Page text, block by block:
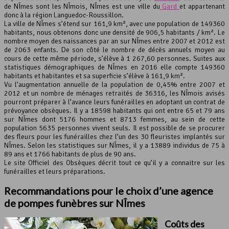
Leaflet, ©OpenStreetMap contributeurs
de NÎmes sont les NÎmois, NÎmes est une ville duGard et appartenant
donc à la région Languedoc-Roussillon.
La ville de NÎmes s’étend sur 161,9 km², avec une population de 149360
habitants, nous obtenons donc une densité de 906,5 habitants / km². Le
nombre moyen des naissances par an sur NÎmes entre 2007 et 2012 est
de 2063 enfants. De son côté le nombre de décès annuels moyen au
cours de cette même période, s’élève à 1 267,60 personnes. Suites aux
statistiques démographiques de NÎmes en 2016 elle compte 149360
habitants et habitantes et sa superficie s’élève à 161,9 km².
Vu l’augmentation annuelle de la population de 0,45% entre 2007 et
2012 et un nombre de ménages retraités de 36316, les NÎmois avisés
pourront préparer à l’avance leurs funérailles en adoptant un contrat de
prévoyance obsèques. Il y a 18598 habitants qui ont entre 65 et 79 ans
sur NÎmes dont 5176 hommes et 8713 femmes, au sein de cette
population 5635 personnes vivent seuls. Il est possible de se procurer
des fleurs pour les funérailles chez l’un des 30 fleuristes implantés sur
NÎmes. Selon les statistiques sur NÎmes, il y a 13889 individus de 75 à
89 ans et 1766 habitants de plus de 90 ans.
Le site Officiel des Obsèques décrit tout ce qu’il y a connaitre sur les
funérailles et leurs préparations.
Recommandations pour le choix d’une agence
de pompes funèbres sur NÎmes
Coûts des